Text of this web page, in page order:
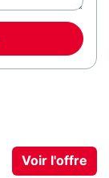
Voir l'offre